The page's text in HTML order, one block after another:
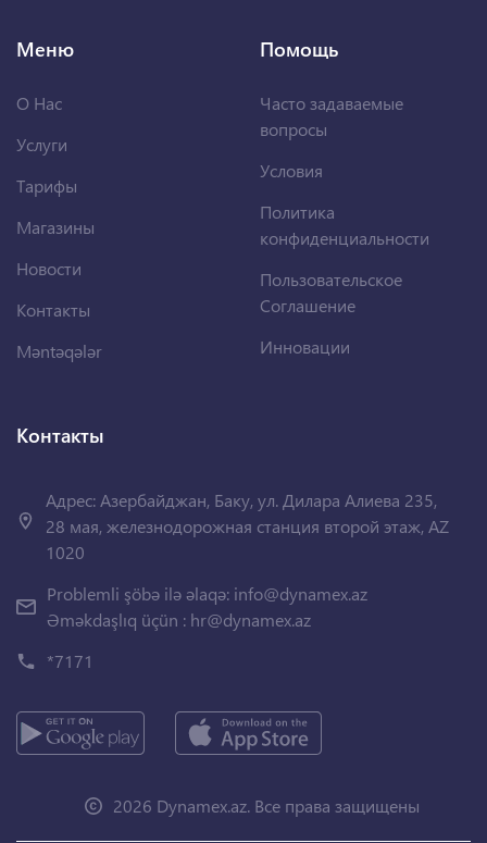
Меню
О Нас
Услуги
Тарифы
Магазины
Новости
Контакты
Məntəqələr
Помощь
Часто задаваемые
вопросы
Условия
Политика
конфиденциальности
Пользовательское
Соглашение
Инновации
Контакты
Адрес: Азербайджан, Баку, ул. Дилара Алиева 235,
28 мая, железнодорожная станция второй этаж, AZ
1020
Problemli şöbə ilə əlaqə: info@dynamex.az
Əməkdaşlıq üçün : hr@dynamex.az
*7171
2026 Dynamex.az. Все права защищены